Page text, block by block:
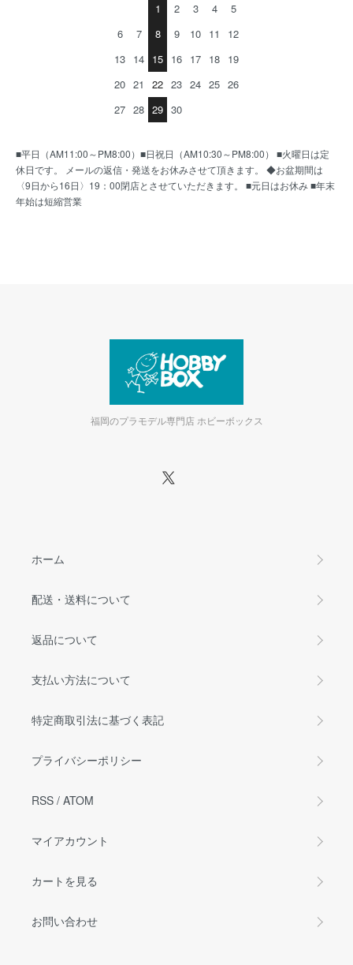
1
2 3 4
5
6
7 8 9 10 11
12
13 14 15 16 17 18 19
20 21 22 23 24 25 26
27 28 29 30
■平日（AM11:00～PM8:00）■日祝日（AM10:30～PM8:00） ■火曜日は定
休日です。 メールの返信・発送をお休みさせて頂きます。 ◆お盆期間は
〈9日から16日〉19：00閉店とさせていただきます。 ■元日はお休み ■年末
年始は短縮営業
福岡のプラモデル専門店 ホビーボックス
ホーム
配送・送料について
返品について
支払い方法について
特定商取引法に基づく表記
プライバシーポリシー
RSS / ATOM
マイアカウント
カートを見る
お問い合わせ